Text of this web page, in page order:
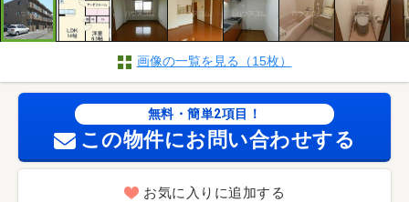
画像の一覧を見る（15枚）
無料・簡単2項目！
この物件にお問い合わせする
お気に入りに追加する